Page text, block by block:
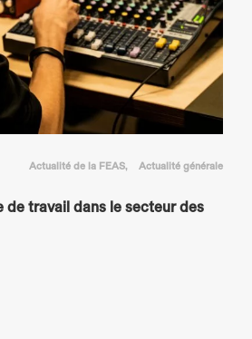
Actualité de la FEAS Actualité générale
de travail dans le secteur des